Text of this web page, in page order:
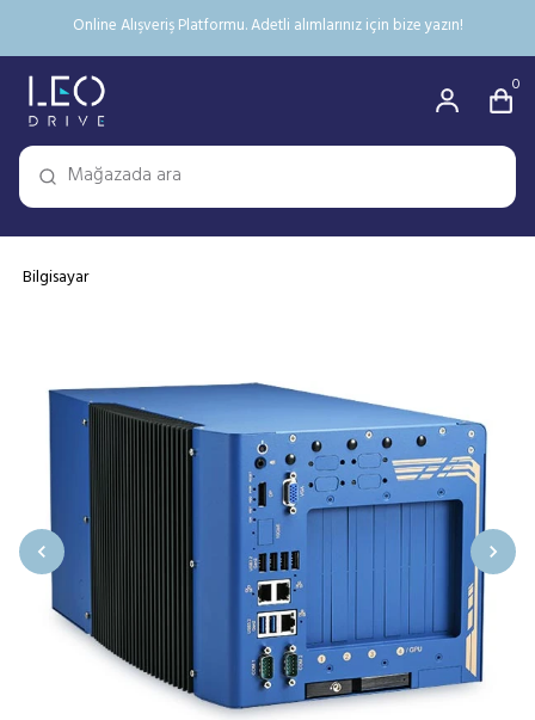
Online Alışveriş Platformu. Adetli alımlarınız için bize yazın!
0
Bilgisayar